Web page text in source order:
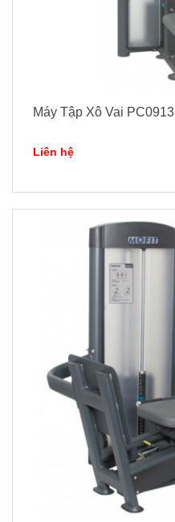
Máy Tập Xô Vai PC0913
Liên hệ